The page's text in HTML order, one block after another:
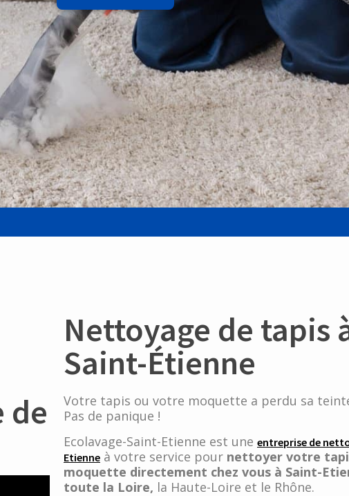
de
Nettoyage de tapis
Saint-Étienne
Votre tapis ou votre moquette a perdu sa
Pas de panique !
Ecolavage-Saint-Etienne est une entreprise de
Etienne à votre service pour nettoyer votre
moquette directement chez vous à Saint-
toute la Loire, la Haute-Loire et le Rhône.